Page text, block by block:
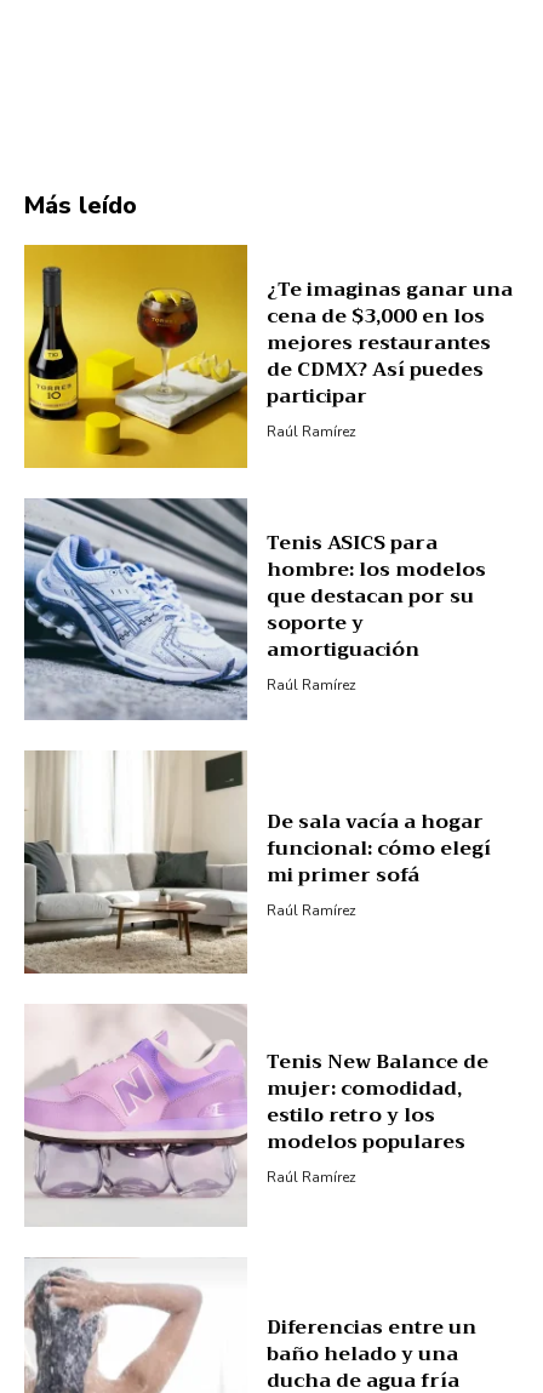
Más leído
¿Te imaginas ganar una
cena de $3,000 en los
mejores restaurantes
de CDMX? Así puedes
participar
Raúl Ramírez
Tenis ASICS para
hombre: los modelos
que destacan por su
soporte y
amortiguación
Raúl Ramírez
De sala vacía a hogar
funcional: cómo elegí
mi primer sofá
Raúl Ramírez
Tenis New Balance de
mujer: comodidad,
estilo retro y los
modelos populares
Raúl Ramírez
Diferencias entre un
baño helado y una
ducha de agua fría